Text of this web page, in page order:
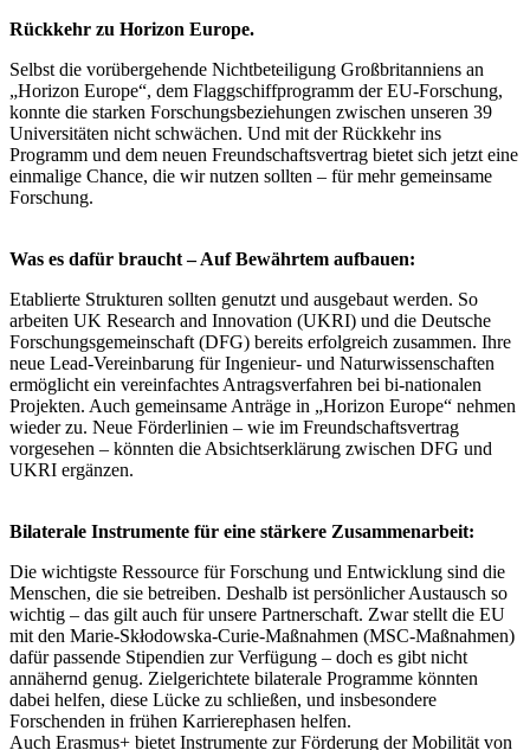
Rückkehr zu Horizon Europe.
Selbst die vorübergehende Nichtbeteiligung Großbritanniens an
„Horizon Europe“, dem Flaggschiffprogramm der EU-Forschung,
konnte die starken Forschungsbeziehungen zwischen unseren 39
Universitäten nicht schwächen. Und mit der Rückkehr ins
Programm und dem neuen Freundschaftsvertrag bietet sich jetzt eine
einmalige Chance, die wir nutzen sollten – für mehr gemeinsame
Forschung.
Was es dafür braucht – Auf Bewährtem aufbauen:
Etablierte Strukturen sollten genutzt und ausgebaut werden. So
arbeiten UK Research and Innovation (UKRI) und die Deutsche
Forschungsgemeinschaft (DFG) bereits erfolgreich zusammen. Ihre
neue Lead-Vereinbarung für Ingenieur- und Naturwissenschaften
ermöglicht ein vereinfachtes Antragsverfahren bei bi-nationalen
Projekten. Auch gemeinsame Anträge in „Horizon Europe“ nehmen
wieder zu. Neue Förderlinien – wie im Freundschaftsvertrag
vorgesehen – könnten die Absichtserklärung zwischen DFG und
UKRI ergänzen.
Bilaterale Instrumente für eine stärkere Zusammenarbeit:
Die wichtigste Ressource für Forschung und Entwicklung sind die
Menschen, die sie betreiben. Deshalb ist persönlicher Austausch so
wichtig – das gilt auch für unsere Partnerschaft. Zwar stellt die EU
mit den Marie-Skłodowska-Curie-Maßnahmen (MSC-Maßnahmen)
dafür passende Stipendien zur Verfügung – doch es gibt nicht
annähernd genug. Zielgerichtete bilaterale Programme könnten
dabei helfen, diese Lücke zu schließen, und insbesondere
Forschenden in frühen Karrierephasen helfen.
Auch Erasmus+ bietet Instrumente zur Förderung der Mobilität von